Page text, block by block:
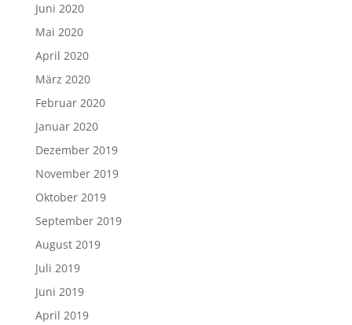
Juni 2020
Mai 2020
April 2020
März 2020
Februar 2020
Januar 2020
Dezember 2019
November 2019
Oktober 2019
September 2019
August 2019
Juli 2019
Juni 2019
April 2019